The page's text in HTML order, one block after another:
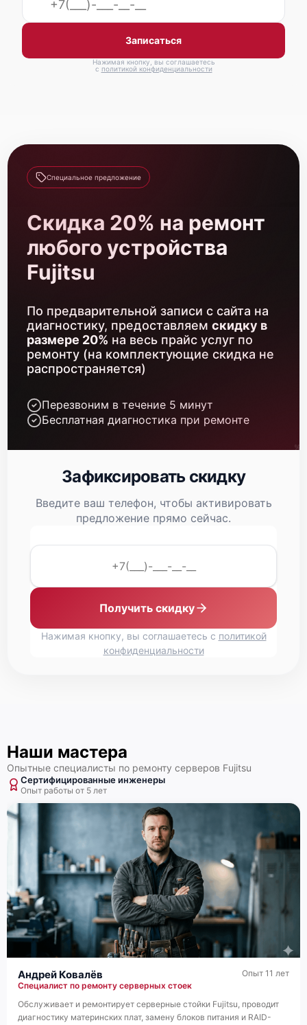
Fujitsu Primergy TX2540 M1
Fujitsu Primergy TX1330 M4
Fujitsu Primergy TX1330 M3
Fujitsu Primergy TX1330 M2
Fujitsu Primergy TX1330 M1
Fujitsu Primergy TX1320 M4
Fujitsu Primergy TX1320 M3
Fujitsu Primergy TX1320 M2
Записаться
Нажимая кнопку, вы соглашаетесь
с политикой конфиденциальности
Специальное предложение
Скидка 20% на ремонт
любого устройства
Fujitsu
По предварительной записи с сайта на
диагностику, предоставляем скидку в
размере 20% на весь прайс услуг по
ремонту (на комплектующие скидка не
распространяется)
Перезвоним в течение 5 минут
Бесплатная диагностика при ремонте
Зафиксировать скидку
Введите ваш телефон, чтобы активировать
предложение прямо сейчас.
Получить скидку
Нажимая кнопку, вы соглашаетесь с политикой
конфиденциальности
Наши мастера
Опытные специалисты по ремонту серверов Fujitsu
Сертифицированные инженеры
Опыт работы от 5 лет
Андрей Ковалёв
Специалист по ремонту серверных стоек
Опыт 11 лет
Обслуживает и ремонтирует серверные стойки Fujitsu, проводит
диагностику материнских плат, замену блоков питания и RAID-